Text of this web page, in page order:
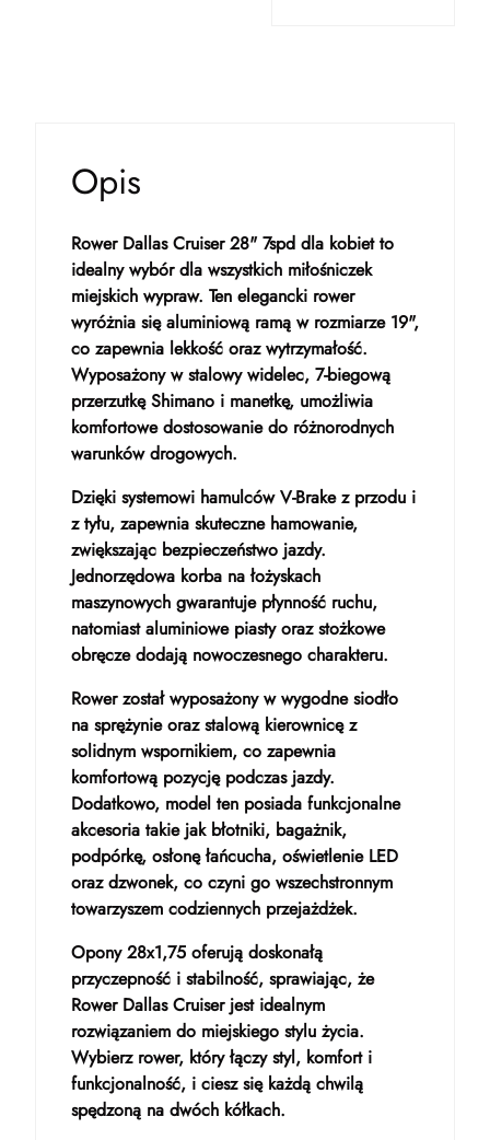
Opis
Rower Dallas Cruiser 28" 7spd dla kobiet to
idealny wybór dla wszystkich miłośniczek
miejskich wypraw. Ten elegancki rower
wyróżnia się aluminiową ramą w rozmiarze 19",
co zapewnia lekkość oraz wytrzymałość.
Wyposażony w stalowy widelec, 7-biegową
przerzutkę Shimano i manetkę, umożliwia
komfortowe dostosowanie do różnorodnych
warunków drogowych.
Dzięki systemowi hamulców V-Brake z przodu i
z tyłu, zapewnia skuteczne hamowanie,
zwiększając bezpieczeństwo jazdy.
Jednorzędowa korba na łożyskach
maszynowych gwarantuje płynność ruchu,
natomiast aluminiowe piasty oraz stożkowe
obręcze dodają nowoczesnego charakteru.
Rower został wyposażony w wygodne siodło
na sprężynie oraz stalową kierownicę z
solidnym wspornikiem, co zapewnia
komfortową pozycję podczas jazdy.
Dodatkowo, model ten posiada funkcjonalne
akcesoria takie jak błotniki, bagażnik,
podpórkę, osłonę łańcucha, oświetlenie LED
oraz dzwonek, co czyni go wszechstronnym
towarzyszem codziennych przejażdżek.
Opony 28x1,75 oferują doskonałą
przyczepność i stabilność, sprawiając, że
Rower Dallas Cruiser jest idealnym
rozwiązaniem do miejskiego stylu życia.
Wybierz rower, który łączy styl, komfort i
funkcjonalność, i ciesz się każdą chwilą
spędzoną na dwóch kółkach.